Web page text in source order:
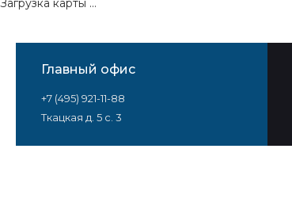
Главный офис
+7 (495) 921-11-88
Ткацкая д. 5 с. 3
Загрузка карты ...